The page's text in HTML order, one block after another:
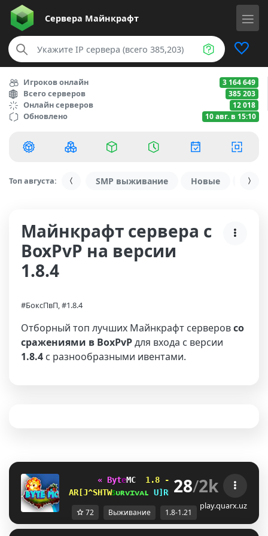
Сервера Майнкрафт
Игроков онлайн 3 164 649
Всего серверов 385 203
Онлайн серверов 12 018
Обновлено 10 авг. в 15:10
Топ августа: SMP выживание Новые С
Майнкрафт сервера с
BoxPvP на версии
1.8.4
#БоксПвП, #1.8.4
Отборный топ лучших Майнкрафт серверовсо
сражениями в BoxPvPдля входа с версии
1.8.4 с разнообразными ивентами.
« ByteMC 1.8 - 1.21 ✭ ✭ ✭
IFNJKLRXSꜱᴜʀᴠɪᴠᴀʟ K_NPHCFᴀɴ ᴀʀxɪʏ WAIXAJA
28/2k
play.quarx.uz
72 Выживание 1.8-1.21